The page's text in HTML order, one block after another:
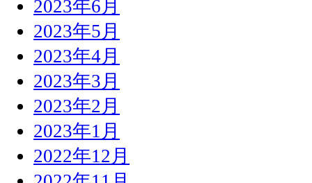
2023年6月
2023年5月
2023年4月
2023年3月
2023年2月
2023年1月
2022年12月